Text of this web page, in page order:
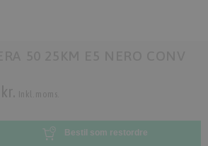
Bestil som restordre